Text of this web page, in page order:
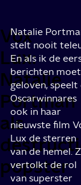
Vox
Lux:
Natalie
Portman
als
popster
Natalie
stelt nooit
En als ik de
berichten moet
geloven, speelt
Oscarwinnares
ook in haar
nieuwste film
Lux de sterren
van de hemel.
vertolkt de rol
van superster